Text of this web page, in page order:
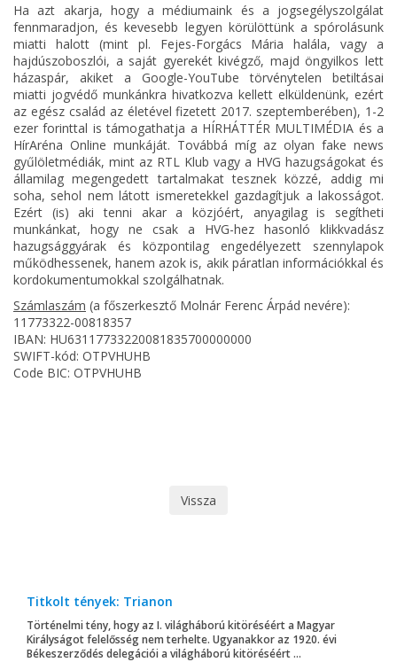
Ha azt akarja, hogy a médiumaink és a jogsegélyszolgálat
fennmaradjon, és kevesebb legyen körülöttünk a spórolásunk
miatti halott (mint pl. Fejes-Forgács Mária halála, vagy a
hajdúszoboszlói, a saját gyerekét kivégző, majd öngyilkos lett
házaspár, akiket a Google-YouTube törvénytelen betiltásai
miatti jogvédő munkánkra hivatkozva kellett elküldenünk, ezért
az egész család az életével fizetett 2017. szeptemberében), 1-2
ezer forinttal is támogathatja a HÍRHÁTTÉR MULTIMÉDIA és a
HírAréna Online munkáját. Továbbá míg az olyan fake news
gyűlöletmédiák, mint az RTL Klub vagy a HVG hazugságokat és
államilag megengedett tartalmakat tesznek közzé, addig mi
soha, sehol nem látott ismeretekkel gazdagítjuk a lakosságot.
Ezért (is) aki tenni akar a közjóért, anyagilag is segítheti
munkánkat, hogy ne csak a HVG-hez hasonló klikkvadász
hazugsággyárak és központilag engedélyezett szennylapok
működhessenek, hanem azok is, akik páratlan információkkal és
kordokumentumokkal szolgálhatnak.
Számlaszám (a főszerkesztő Molnár Ferenc Árpád nevére):
11773322-00818357
IBAN: HU63117733220081835700000000
SWIFT-kód: OTPVHUHB
Code BIC: OTPVHUHB
Vissza
Titkolt tények: Trianon
Történelmi tény, hogy az I. világháború kitöréséért a Magyar
Királyságot felelősség nem terhelte. Ugyanakkor az 1920. évi
Békeszerződés delegációi a világháború kitöréséért ...